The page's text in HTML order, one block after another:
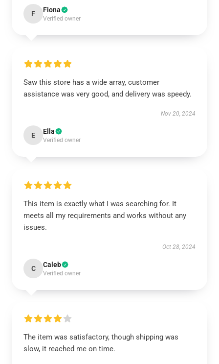
F Fiona
Verified owner
Saw this store has a wide array, customer
assistance was very good, and delivery was speedy.
Nov 20, 2024
E Ella
Verified owner
This item is exactly what I was searching for. It
meets all my requirements and works without any
issues.
Oct 28, 2024
C Caleb
Verified owner
The item was satisfactory, though shipping was
slow, it reached me on time.